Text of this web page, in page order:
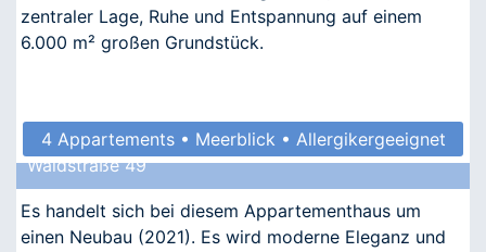
zentraler Lage, Ruhe und Entspannung auf einem
6.000 m² großen Grundstück.
4 Appartements • Meerblick • Allergikergeeignet
Waldstraße 49
Es handelt sich bei diesem Appartementhaus um
einen Neubau (2021). Es wird moderne Eleganz und